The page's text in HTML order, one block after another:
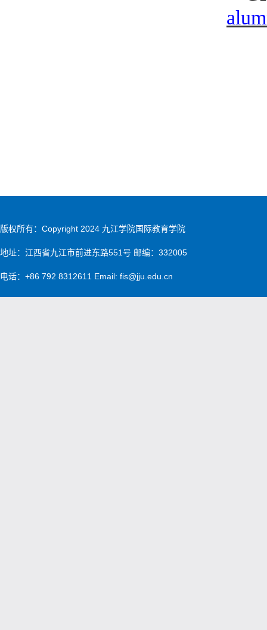
版权所有：Copyright 2024 九江学院国际教育学院
地址：江西省九江市前进东路551号 邮编：332005
电话：+86 792 8312611 Email: fis@jju.edu.cn